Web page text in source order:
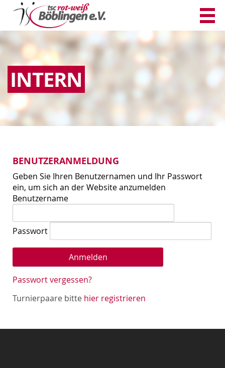
INTERN
BENUTZERANMELDUNG
Geben Sie Ihren Benutzernamen und Ihr Passwort
ein, um sich an der Website anzumelden
Benutzername
Passwort
Passwort vergessen?
Turnierpaare bitte hier registrieren